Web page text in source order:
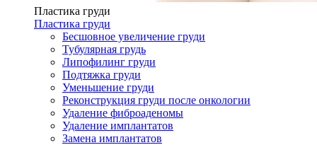
Пластика груди
Пластика груди
Бесшовное увеличение груди
Тубулярная грудь
Липофилинг груди
Подтяжка груди
Уменьшение груди
Реконструкция груди после онкологии
Удаление фиброаденомы
Удаление имплантатов
Замена имплантатов